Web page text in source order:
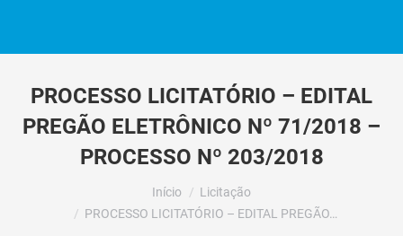
PROCESSO LICITATÓRIO – EDITAL
PREGÃO ELETRÔNICO Nº 71/2018 –
PROCESSO Nº 203/2018
Início
Licitação
PROCESSO LICITATÓRIO – EDITAL PREGÃO…